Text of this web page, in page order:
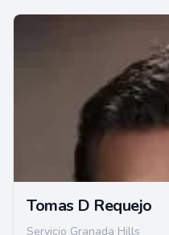
Tomas D Requejo
Servicio Granada Hills